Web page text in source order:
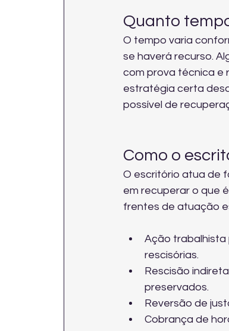
Quanto
O tempo varia
se haverá recurso.
com prova técnica e
estratégia certa
possível de
Como o
O escritório atua de
em recuperar o que
frentes de atuação
Ação trabalhista
rescisórias.
Rescisão
preservados.
Reversão de
Cobrança de